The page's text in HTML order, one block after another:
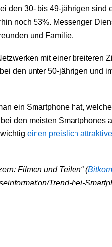
den 30- bis 49-jährigen sind
noch 53%. Messenger
und Familie.
mit einer breiteren
den unter 50-jährigen und
ein Smartphone hat,
den meisten Smartphones
einen preislich
Filmen und Teilen“ (Bitkom
Trend-bei-